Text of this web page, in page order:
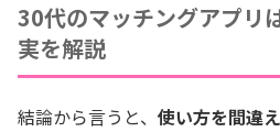
30代のマッチングアプリ
実を解説
結論から言うと、 使い方を間違